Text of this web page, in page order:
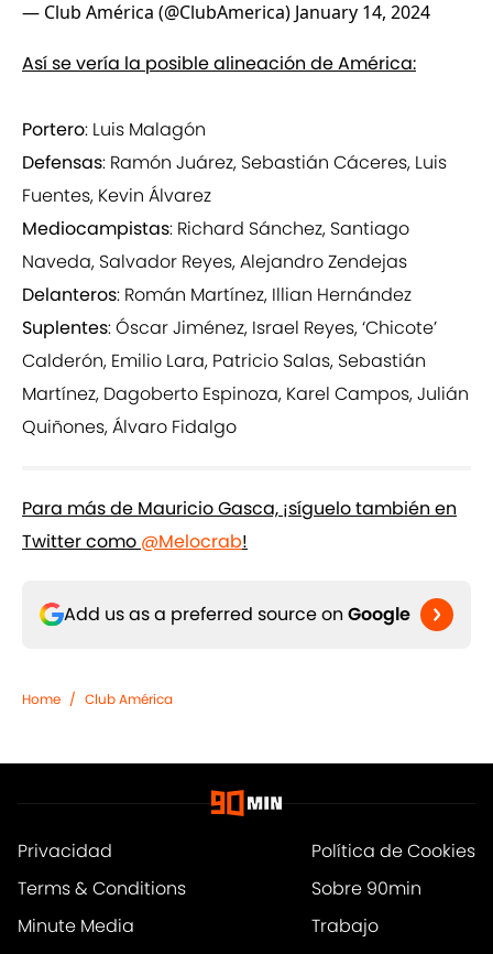
— Club América (@ClubAmerica) January 14, 2024
Así se vería la posible alineación de América:
Portero: Luis Malagón
Defensas: Ramón Juárez, Sebastián Cáceres, Luis
Fuentes, Kevin Álvarez
Mediocampistas: Richard Sánchez, Santiago
Naveda, Salvador Reyes, Alejandro Zendejas
Delanteros: Román Martínez, Illian Hernández
Suplentes: Óscar Jiménez, Israel Reyes, ‘Chicote’
Calderón, Emilio Lara, Patricio Salas, Sebastián
Martínez, Dagoberto Espinoza, Karel Campos, Julián
Quiñones, Álvaro Fidalgo
Para más de Mauricio Gasca, ¡síguelo también en
Twitter como @Melocrab!
Add us as a preferred source on Google
Home / Club América
Privacidad
Política de Cookies
Terms & Conditions
Sobre 90min
Minute Media
Trabajo